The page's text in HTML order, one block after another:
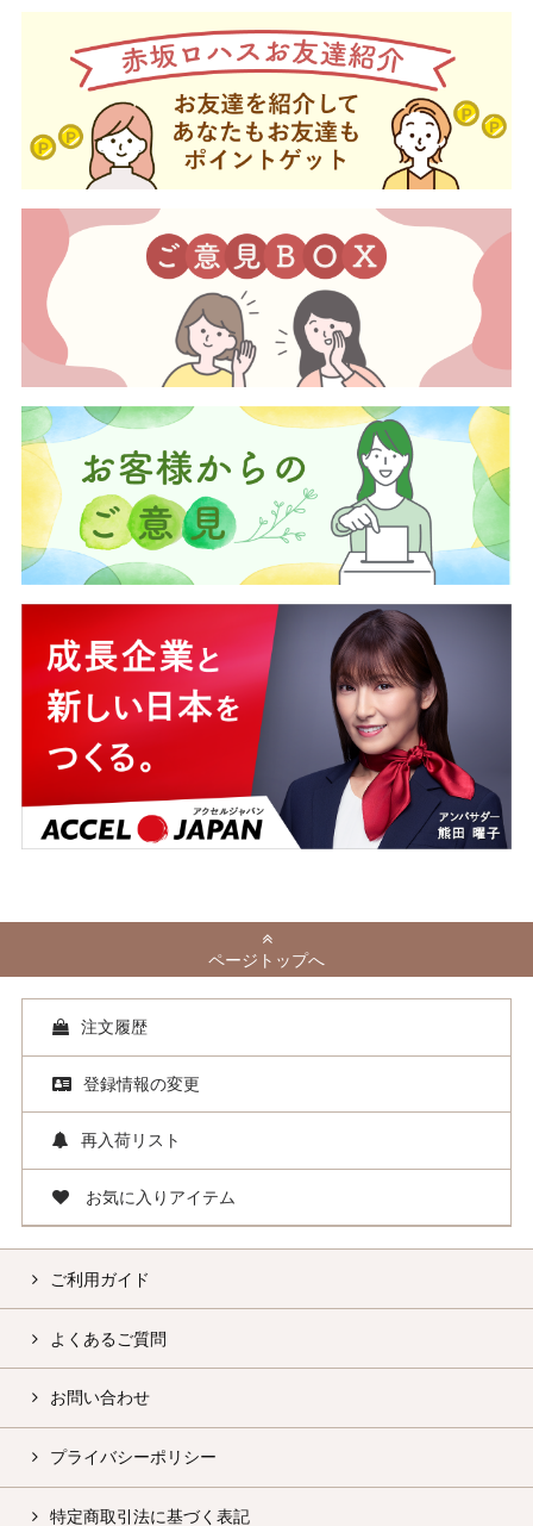
ページトップへ
注文履歴
登録情報の変更
再入荷リスト
お気に入りアイテム
ご利用ガイド
よくあるご質問
お問い合わせ
プライバシーポリシー
特定商取引法に基づく表記